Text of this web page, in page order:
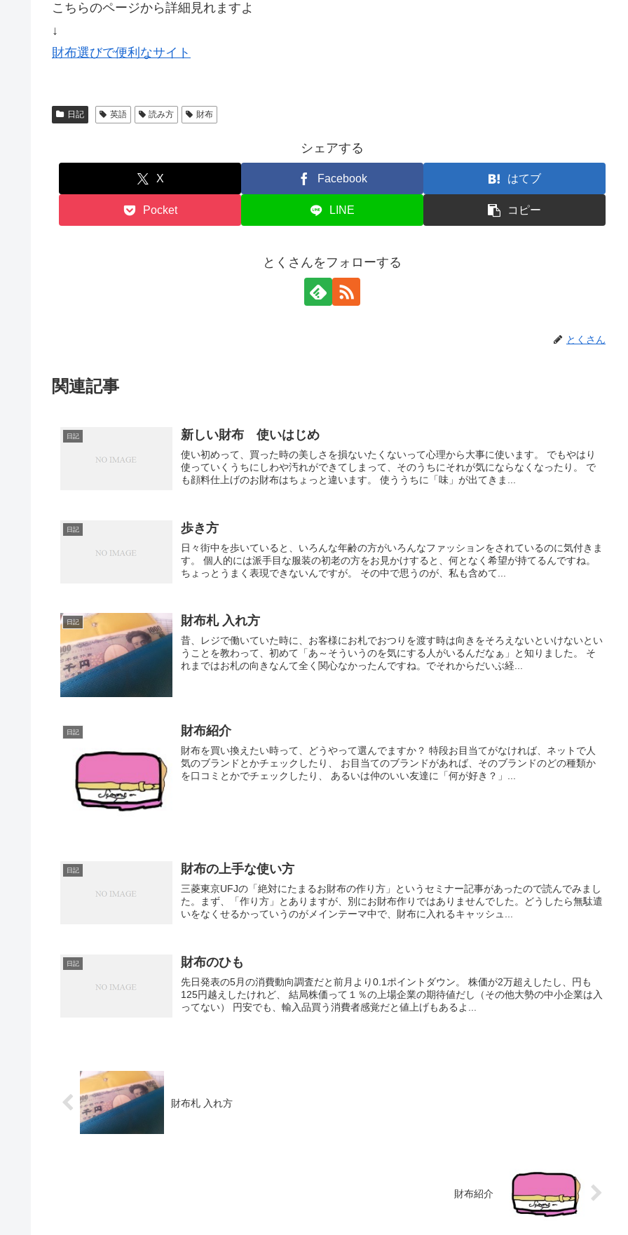
こちらのページから詳細見れますよ
↓
財布選びで便利なサイト
日記 英語 読み方 財布
シェアする
X Facebook はてブ
Pocket LINE コピー
とくさんをフォローする
とくさん
関連記事
日記 新しい財布 使いはじめ
使い初めって、買った時の美しさを損ないたくないって心理から大事に使います。 でもやはり
使っていくうちにしわや汚れができてしまって、そのうちにそれが気にならなくなったり。 で
も顔料仕上げのお財布はちょっと違います。 使ううちに「味」が出てきま...
日記 歩き方
日々街中を歩いていると、いろんな年齢の方がいろんなファッションをされているのに気付きま
す。 個人的には派手目な服装の初老の方をお見かけすると、何となく希望が持てるんですね。
ちょっとうまく表現できないんですが。 その中で思うのが、私も含めて...
日記 財布札 入れ方
昔、レジで働いていた時に、お客様にお札でおつりを渡す時は向きをそろえないといけないとい
うことを教わって、初めて「あ～そういうのを気にする人がいるんだなぁ」と知りました。 そ
れまではお札の向きなんて全く関心なかったんですね。でそれからだいぶ経...
日記 財布紹介
財布を買い換えたい時って、どうやって選んでますか？ 特段お目当てがなければ、ネットで人
気のブランドとかチェックしたり、 お目当てのブランドがあれば、そのブランドのどの種類か
を口コミとかでチェックしたり、 あるいは仲のいい友達に「何が好き？」...
日記 財布の上手な使い方
三菱東京UFJの「絶対にたまるお財布の作り方」というセミナー記事があったので読んでみまし
た。まず、「作り方」とありますが、別にお財布作りではありませんでした。どうしたら無駄遣
いをなくせるかっていうのがメインテーマ中で、財布に入れるキャッシュ...
日記 財布のひも
先日発表の5月の消費動向調査だと前月より0.1ポイントダウン。 株価が2万超えしたし、円も
125円越えしたけれど、 結局株価って１％の上場企業の期待値だし（その他大勢の中小企業は入
ってない） 円安でも、輸入品買う消費者感覚だと値上げもあるよ...
財布札 入れ方
財布紹介